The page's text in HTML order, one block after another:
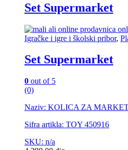
Set Supermarket
Igračke i igre i školski pribor,
Set Supermarket
0 out of 5
(0)
Naziv: KOLICA ZA
Sifra artikla: TOY 450916
SKU: n/a